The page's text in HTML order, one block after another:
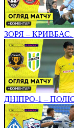
ЗОРЯ – КРИВБАС.
ДНІПРО-1 –